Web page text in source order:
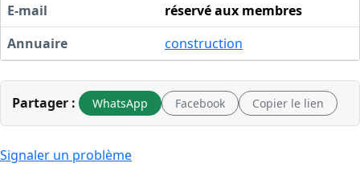
E-mail
réservé aux membres
Annuaire
construction
Partager : WhatsApp Facebook Copier le lien
Signaler un problème